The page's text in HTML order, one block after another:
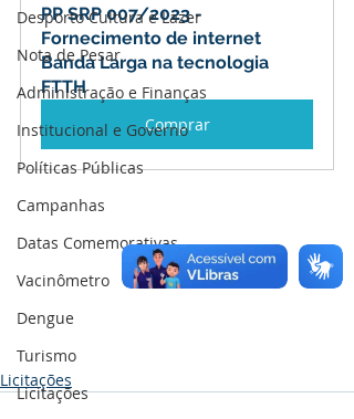
Desporto Cultura e Lazer
Nota de Pesar
Administração e Finanças
Institucional e Governo
Políticas Públicas
Campanhas
Datas Comemorativas
Vacinômetro
Dengue
Turismo
Licitações
PP SRP 007/2023 -
Fornecimento de internet
Banda Larga na tecnologia
FTTH
Comprar
Licitações